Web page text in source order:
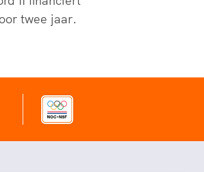
twee jaar.